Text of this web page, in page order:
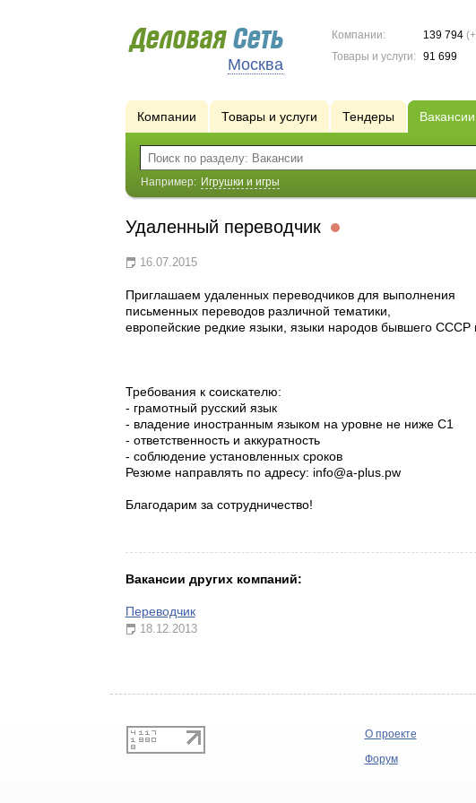
Москва
Компании: 139 794
Товары и услуги:
91 699
Компании Товары и услуги Тендеры Вакансии
Например: Игрушки и игры
Удаленный переводчик
16.07.2015
Приглашаем удаленных переводчиков для выполнения
письменных переводов различной тематики
европейские редкие языки, языки народов бывшего СССР
Требования к соискателю:
- грамотный русский язык
- владение иностранным языком на уровне не ниже С1
- ответственность и аккуратность
- соблюдение установленных сроков
Резюме направлять по адресу: info@a-plus.pw
Благодарим за сотрудничество!
Вакансии других компаний:
Переводчик
18.12.2013
О проекте
Форум